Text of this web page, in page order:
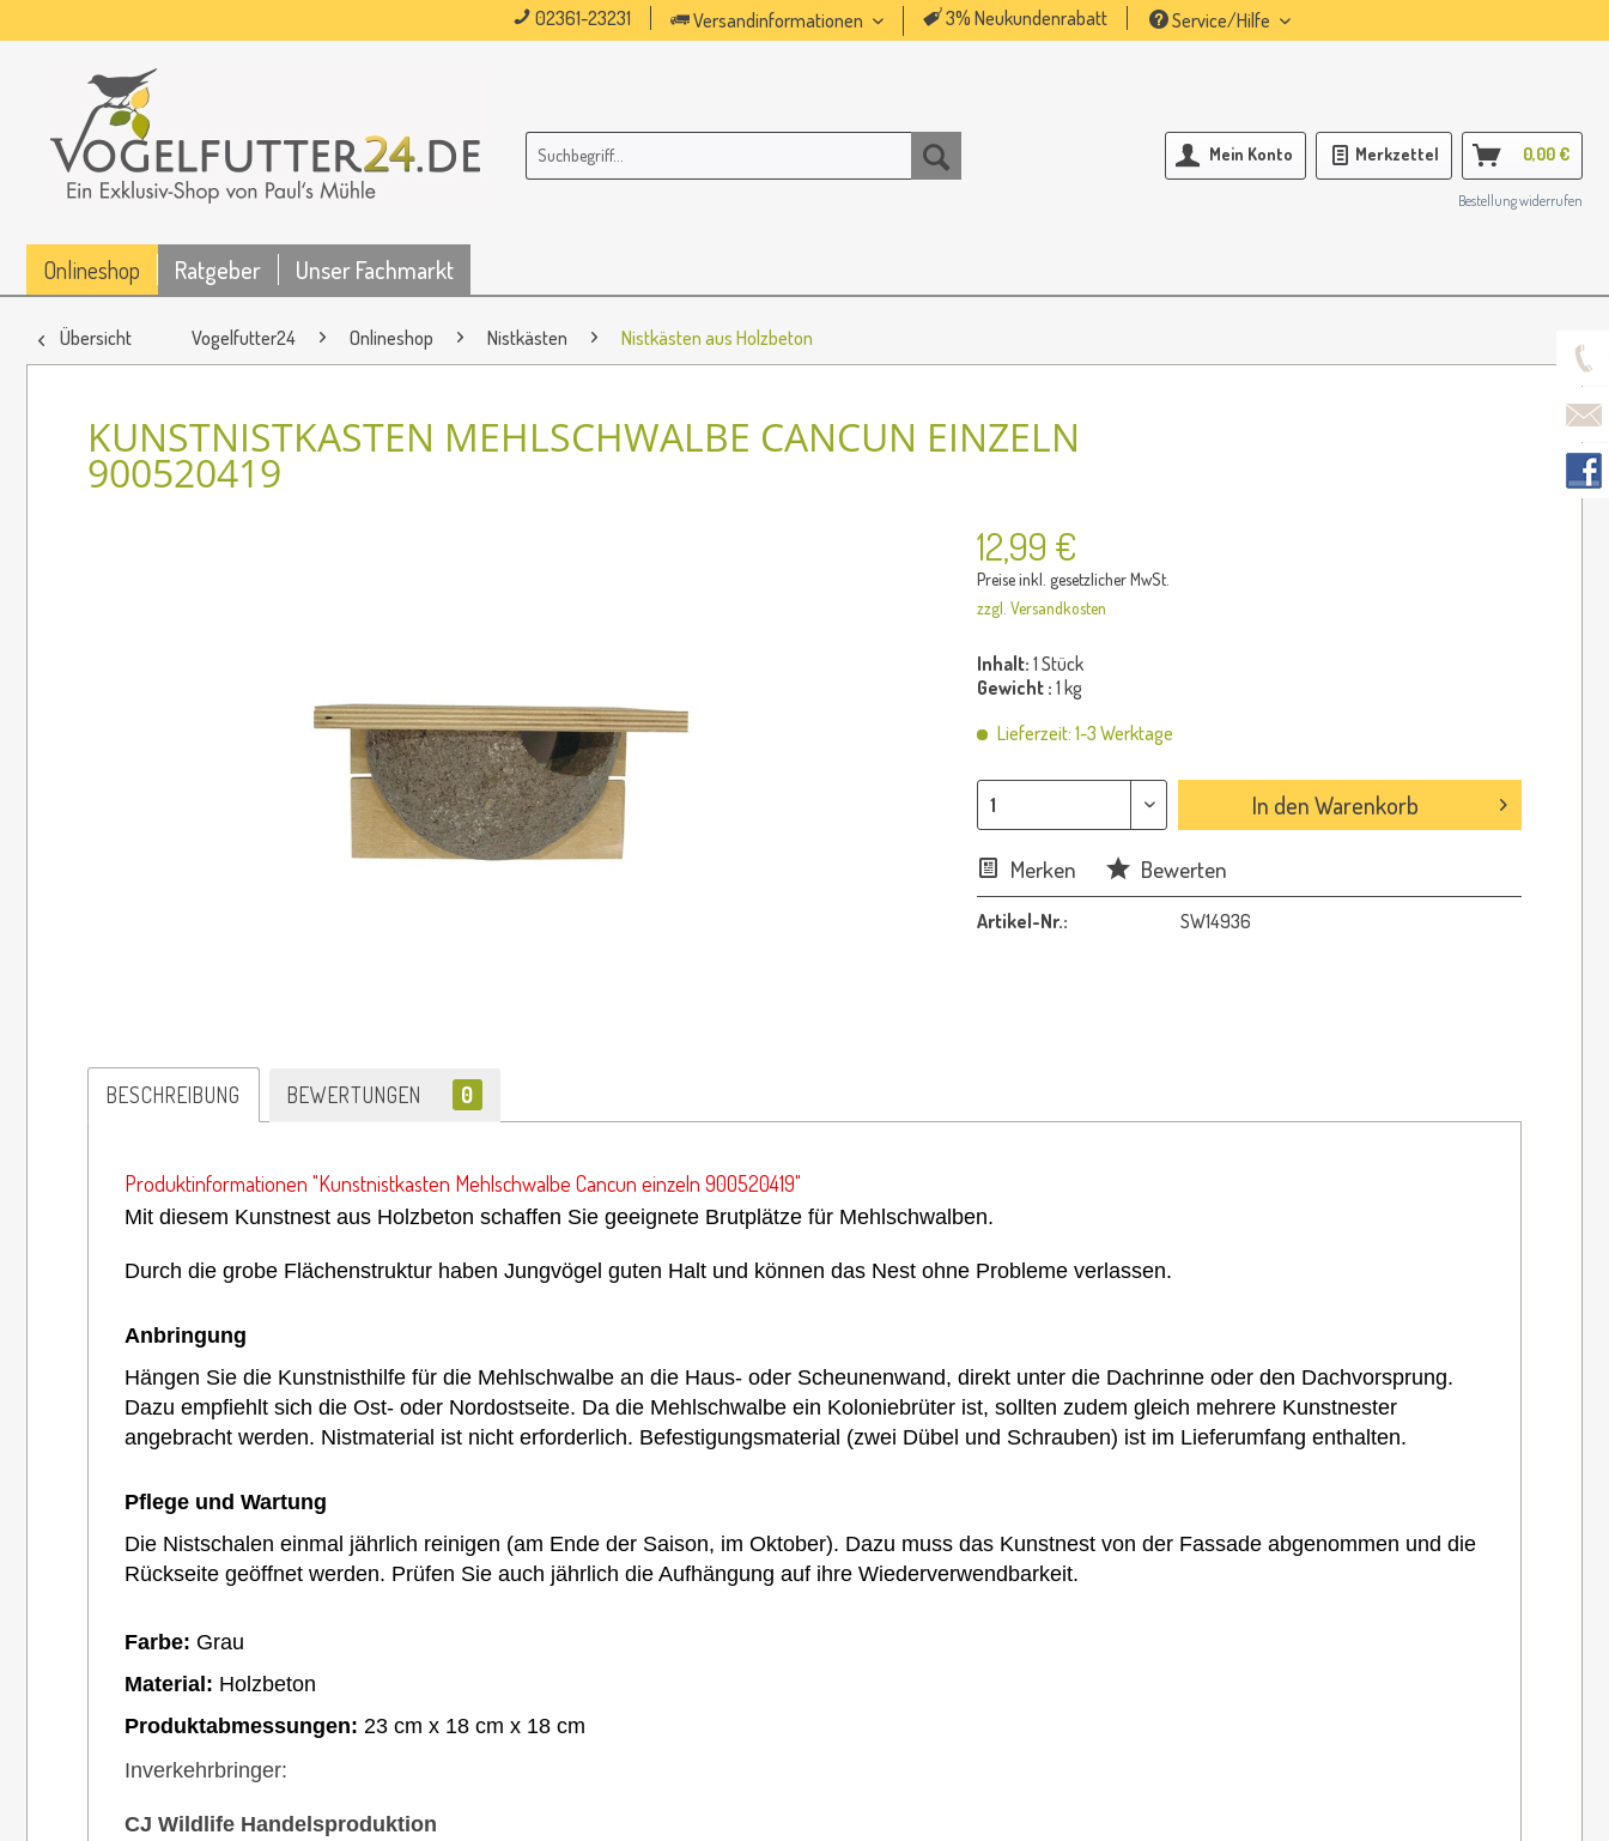
02361-23231 Versandinformationen 3% Neukundenrabatt Service/Hilfe
Mein Konto Merkzettel 0,00 €
Bestellung widerrufen
Onlineshop Ratgeber Unser Fachmarkt
Übersicht Vogelfutter24 Onlineshop Nistkästen Nistkästen aus Holzbeton
KUNSTNISTKASTEN MEHLSCHWALBE CANCUN EINZELN
900520419
12,99 €
Preise inkl. gesetzlicher MwSt.
zzgl. Versandkosten
Inhalt: 1 Stück
Gewicht : 1 kg
Lieferzeit: 1-3 Werktage
In denWarenkorb
Merken Bewerten
Artikel-Nr.: SW14936
BESCHREIBUNG BEWERTUNGEN 0
Produktinformationen "Kunstnistkasten Mehlschwalbe Cancun einzeln 900520419"
Mit diesem Kunstnest aus Holzbeton schaffen Sie geeignete Brutplätze für Mehlschwalben.
Durch die grobe Flächenstruktur haben Jungvögel guten Halt und können das Nest ohne Probleme verlassen.
Anbringung
Hängen Sie die Kunstnisthilfe für die Mehlschwalbe an die Haus- oder Scheunenwand, direkt unter die Dachrinne oder den Dachvorsprung.
Dazu empfiehlt sich die Ost- oder Nordostseite. Da die Mehlschwalbe ein Koloniebrüter ist, sollten zudem gleich mehrere Kunstnester
angebracht werden. Nistmaterial ist nicht erforderlich. Befestigungsmaterial (zwei Dübel und Schrauben) ist im Lieferumfang enthalten.
Pflege und Wartung
Die Nistschalen einmal jährlich reinigen (am Ende der Saison, im Oktober). Dazu muss das Kunstnest von der Fassade abgenommen und die
Rückseite geöffnet werden. Prüfen Sie auch jährlich die Aufhängung auf ihre Wiederverwendbarkeit.
Farbe: Grau
Material: Holzbeton
Produktabmessungen: 23 cm x 18 cm x 18 cm
Inverkehrbringer:
CJ Wildlife Handelsproduktion